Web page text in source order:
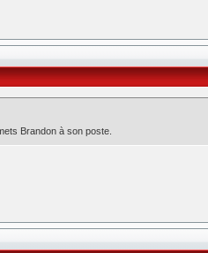
Brandon à son poste.